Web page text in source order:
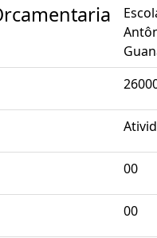
00
00